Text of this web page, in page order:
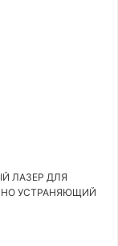
ЛАЗЕР ДЛЯ
УСТРАНЯЮЩИЙ